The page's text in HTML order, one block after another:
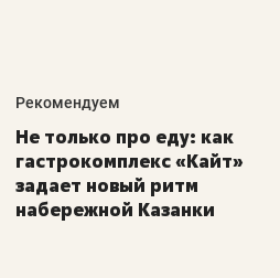
Рекомендуем
Не только про еду: как
гастрокомплекс «Кайт»
задает новый ритм
набережной Казанки